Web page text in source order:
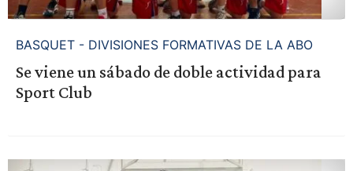
BASQUET - DIVISIONES FORMATIVAS DE LA ABO
Se viene un sábado de doble actividad para
Sport Club